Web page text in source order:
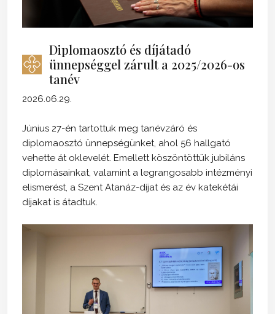
Diplomaosztó és díjátadó
ünnepséggel zárult a 2025/2026-os
tanév
2026.06.29.
Június 27-én tartottuk meg tanévzáró és
diplomaosztó ünnepségünket, ahol 56 hallgató
vehette át oklevelét. Emellett köszöntöttük jubiláns
diplomásainkat, valamint a legrangosabb intézményi
elismerést, a Szent Atanáz-díjat és az év katekétái
díjakat is átadtuk.